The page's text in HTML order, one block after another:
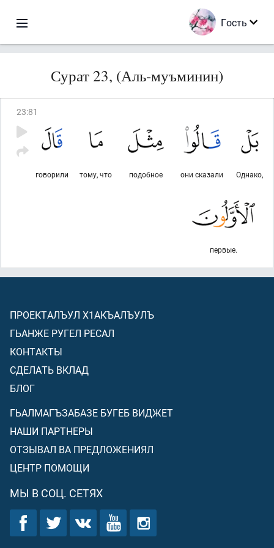
Гость
Сурат 23, (Аль-муъминин)
23:81
Однако,
они сказали
подобное
тому, что
говорили
первые.
ПРОЕКТАЛЪУЛ Х1АКЪАЛЪУЛЪ
ГЬАНЖЕ РУГЕЛ РЕСАЛ
КОНТАКТЫ
СДЕЛАТЬ ВКЛАД
БЛОГ
ГЬАЛМАГЪЗАБАЗЕ БУГЕБ ВИДЖЕТ
НАШИ ПАРТНЕРЫ
ОТЗЫВАЛ ВА ПРЕДЛОЖЕНИЯЛ
ЦЕНТР ПОМОЩИ
МЫ В СОЦ. СЕТЯХ